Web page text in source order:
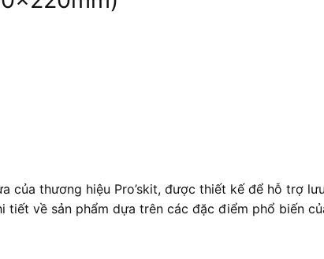
của thương hiệu Pro’skit, được thiết kế để hỗ trợ
về sản phẩm dựa trên các đặc điểm phổ biến